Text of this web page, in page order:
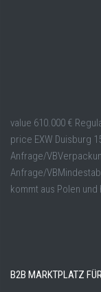
value 610.000 €
price EXW Duisburg
Anfrage/
Anfrage/
kommt aus Polen und
B2B MARKTPLATZ